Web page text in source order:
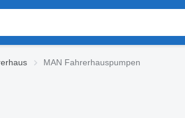
MAN Fahrerhauspumpen